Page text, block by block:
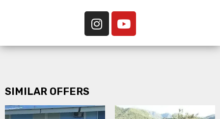
SIMILAR OFFERS